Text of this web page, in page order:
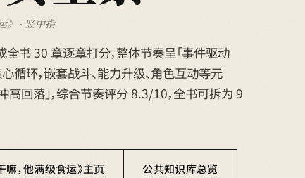
》 · 竖中指
书 30 章逐章打分，整体节奏呈「事件驱动
环，嵌套战斗、能力升级、角色互动等元
高回落」，综合节奏评分 8.3/10，全书可拆为 9
嘛，他满级食运》主页 公共知识库总览